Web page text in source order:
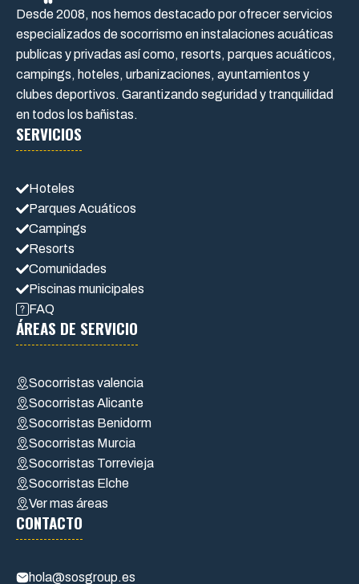
Desde 2008, nos hemos destacado por ofrecer servicios
especializados de socorrismo en instalaciones acuáticas
publicas y privadas así como, resorts, parques acuáticos,
campings, hoteles, urbanizaciones, ayuntamientos y
clubes deportivos. Garantizando seguridad y tranquilidad
en todos los bañistas.
SERVICIOS
Hoteles
Parques Acuáticos
Campings
Resorts
Comunidades
Piscinas municipales
FAQ
ÁREAS DE SERVICIO
Socorristas valencia
Socorristas Alicante
Socorristas Benidorm
Socorristas Murcia
Socorristas Torrevieja
Socorristas Elche
Ver mas áreas
CONTACTO
hola@sosgroup.es